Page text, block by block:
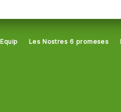
Equip Les Nostres 6 promeses